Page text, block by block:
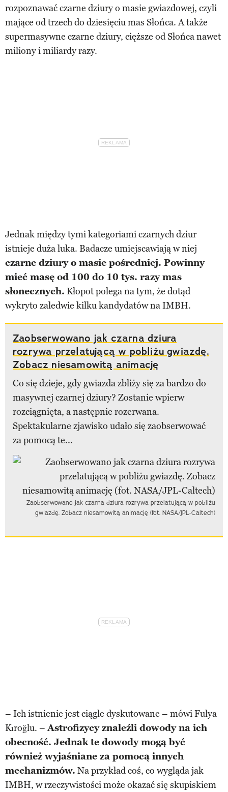
rozpoznawać czarne dziury o masie gwiazdowej, czyli
mające od trzech do dziesięciu mas Słońca. A także
supermasywne czarne dziury, cięższe od Słońca nawet
miliony i miliardy razy.
Jednak między tymi kategoriami czarnych dziur
istnieje duża luka. Badacze umiejscawiają w niej
czarne dziury o masie pośredniej. Powinny
mieć masę od 100 do 10 tys. razy mas
słonecznych. Kłopot polega na tym, że dotąd
wykryto zaledwie kilku kandydatów na IMBH.
Zaobserwowano jak czarna dziura
rozrywa przelatującą w pobliżu gwiazdę.
Zobacz niesamowitą animację
Co się dzieje, gdy gwiazda zbliży się za bardzo do
masywnej czarnej dziury? Zostanie wpierw
rozciągnięta, a następnie rozerwana.
Spektakularne zjawisko udało się zaobserwować
za pomocą te...
Zaobserwowano jak czarna dziura rozrywa przelatującą w pobliżu
gwiazdę. Zobacz niesamowitą animację (fot. NASA/JPL-Caltech)
– Ich istnienie jest ciągle dyskutowane – mówi Fulya
Kıroğlu. –Astrofizycy znaleźli dowody na ich
obecność. Jednak te dowody mogą być
również wyjaśniane za pomocą innych
mechanizmów. Na przykład coś, co wygląda jak
IMBH, w rzeczywistości może okazać się skupiskiem